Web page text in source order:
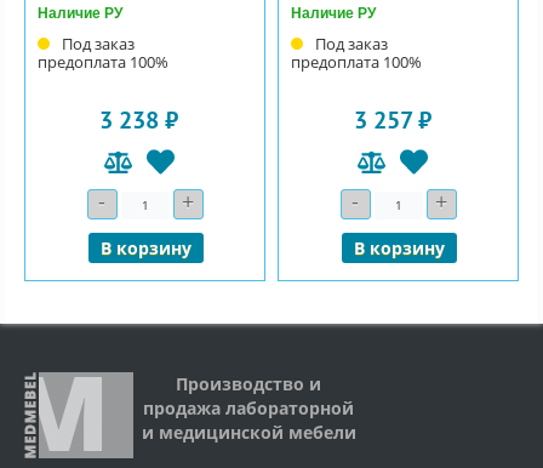
Наличие РУ
Под заказ
предоплата 100%
3 238 ₽
- Количество+
В корзину
Наличие РУ
Под заказ
предоплата 100%
3 257 ₽
- Количество+
В корзину
Производство и
продажа лабораторной
и медицинской мебели